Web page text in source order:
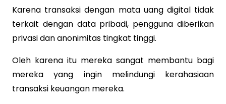
Karena transaksi dengan mata uang digital tidak
terkait dengan data pribadi, pengguna diberikan
privasi dan anonimitas tingkat tinggi.
Oleh karena itu mereka sangat membantu bagi
mereka yang ingin melindungi kerahasiaan
transaksi keuangan mereka.